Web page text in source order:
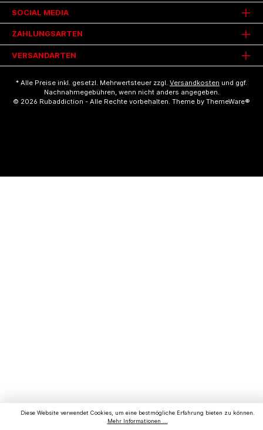
SOCIAL MEDIA
ZAHLUNGSARTEN
VERSANDARTEN
* Alle Preise inkl. gesetzl. Mehrwertsteuer zzgl. Versandkosten und ggf.
Nachnahmegebühren, wenn nicht anders angegeben.
© 2026 Rubaddiction - Alle Rechte vorbehalten. Theme by ThemeWare®
Diese Website verwendet Cookies, um eine bestmögliche Erfahrung bieten zu können.
Mehr Informationen ...